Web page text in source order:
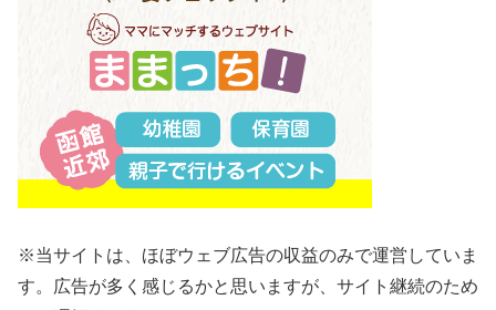
※当サイトは、ほぼウェブ広告の収益のみで運営していま
す。広告が多く感じるかと思いますが、サイト継続のため